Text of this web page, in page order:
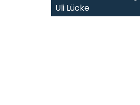
Uli Lücke